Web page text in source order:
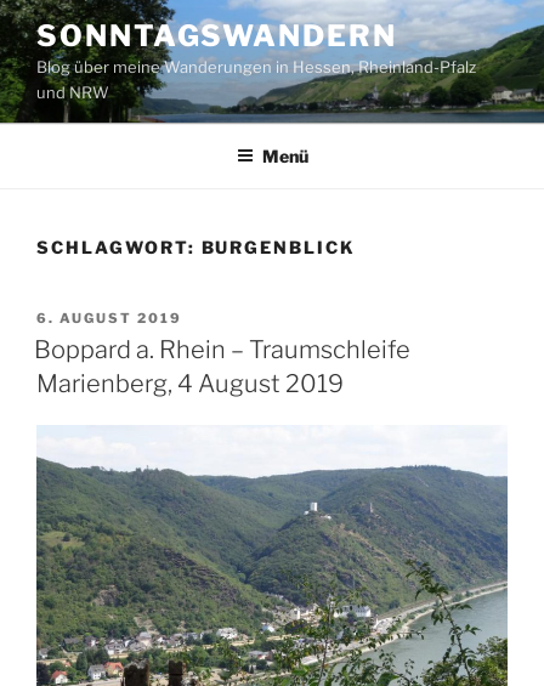
Zum
Inhalt
springen
SONNTAGSWANDERN
Blog über meine Wanderungen in Hessen, Rheinland-Pfalz
und NRW
Menü
SCHLAGWORT: BURGENBLICK
VERÖFFENTLICHT
AM
6. AUGUST 2019
Boppard a. Rhein – Traumschleife
Marienberg, 4 August 2019